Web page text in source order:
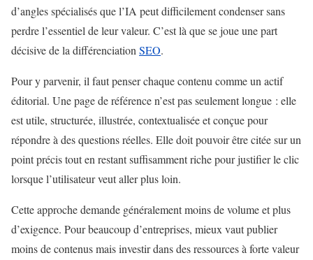
d’angles spécialisés que l’IA peut difficilement condenser sans
perdre l’essentiel de leur valeur. C’est là que se joue une part
décisive de la différenciation SEO.
Pour y parvenir, il faut penser chaque contenu comme un actif
éditorial. Une page de référence n’est pas seulement longue : elle
est utile, structurée, illustrée, contextualisée et conçue pour
répondre à des questions réelles. Elle doit pouvoir être citée sur un
point précis tout en restant suffisamment riche pour justifier le clic
lorsque l’utilisateur veut aller plus loin.
Cette approche demande généralement moins de volume et plus
d’exigence. Pour beaucoup d’entreprises, mieux vaut publier
moins de contenus mais investir dans des ressources à forte valeur